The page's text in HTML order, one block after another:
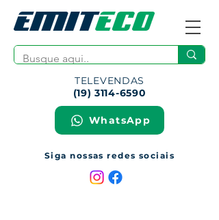
TELEVENDAS
(19) 3114-6590
WhatsApp
Siga nossas redes sociais